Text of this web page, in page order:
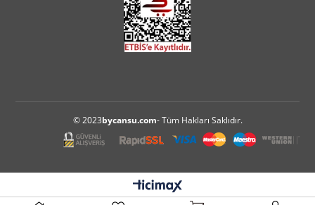
© 2023bycansu.com- Tüm Hakları Saklıdır.